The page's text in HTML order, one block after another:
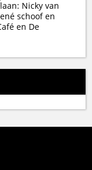
Nicky van
schoof en
en De